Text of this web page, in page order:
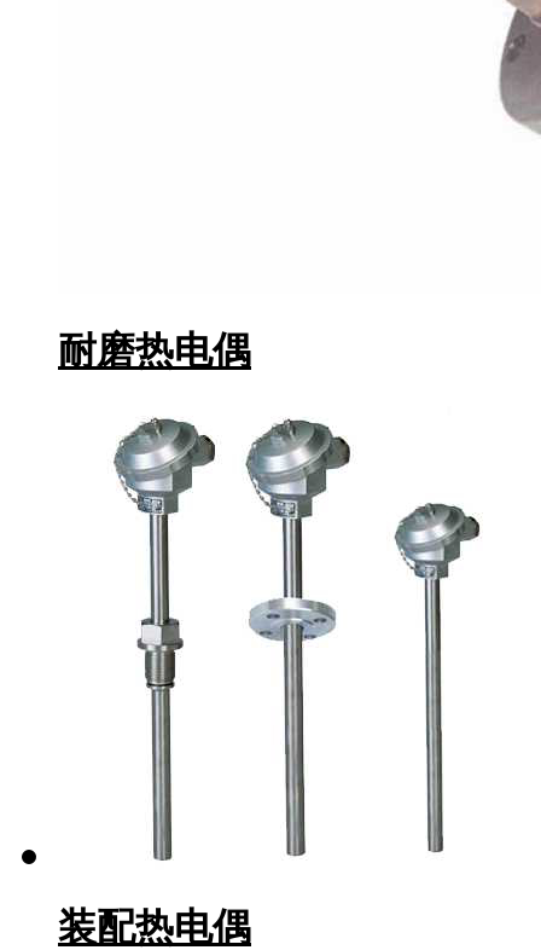
耐磨热电偶
装配热电偶